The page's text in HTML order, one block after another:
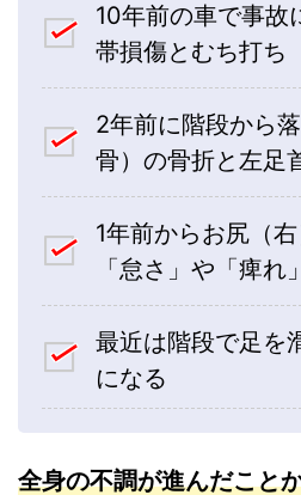
10年前の車で事故
帯損傷とむち打ち
2年前に階段から
骨）の骨折と左足
1年前からお尻（
「怠さ」や「痺れ
最近は階段で足を
になる
全身の不調が進んだこと